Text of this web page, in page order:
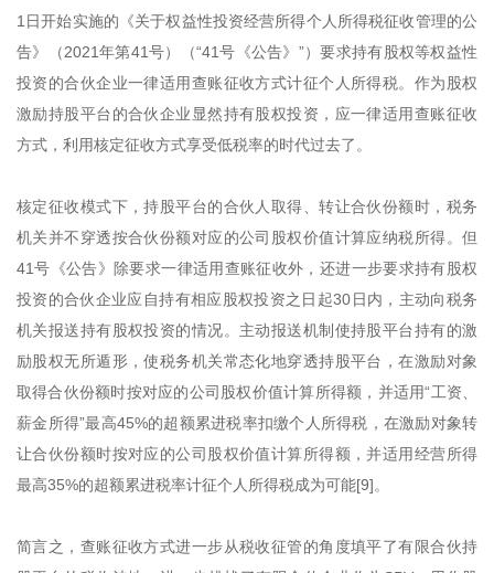
1日开始实施的《关于权益性投资经营所得个人所得税征收管理的公
告》（2021年第41号）（“41号《公告》”）要求持有股权等权益性
投资的合伙企业一律适用查账征收方式计征个人所得税。作为股权
激励持股平台的合伙企业显然持有股权投资，应一律适用查账征收
方式，利用核定征收方式享受低税率的时代过去了。
核定征收模式下，持股平台的合伙人取得、转让合伙份额时，税务
机关并不穿透按合伙份额对应的公司股权价值计算应纳税所得。但
41号《公告》除要求一律适用查账征收外，还进一步要求持有股权
投资的合伙企业应自持有相应股权投资之日起30日内，主动向税务
机关报送持有股权投资的情况。主动报送机制使持股平台持有的激
励股权无所遁形，使税务机关常态化地穿透持股平台，在激励对象
取得合伙份额时按对应的公司股权价值计算所得额，并适用“工资、
薪金所得”最高45%的超额累进税率扣缴个人所得税，在激励对象转
让合伙份额时按对应的公司股权价值计算所得额，并适用经营所得
最高35%的超额累进税率计征个人所得税成为可能[9]。
简言之，查账征收方式进一步从税收征管的角度填平了有限合伙持